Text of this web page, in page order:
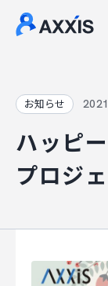
企業情報
お知らせ
ハッピ
プロジ